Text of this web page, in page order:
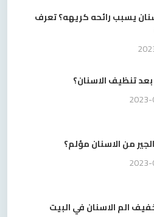
يسبب رائحه كريهه؟ تعرف
تنظيف الاسنان؟
من الاسنان مؤلم؟
الم الاسنان في البيت